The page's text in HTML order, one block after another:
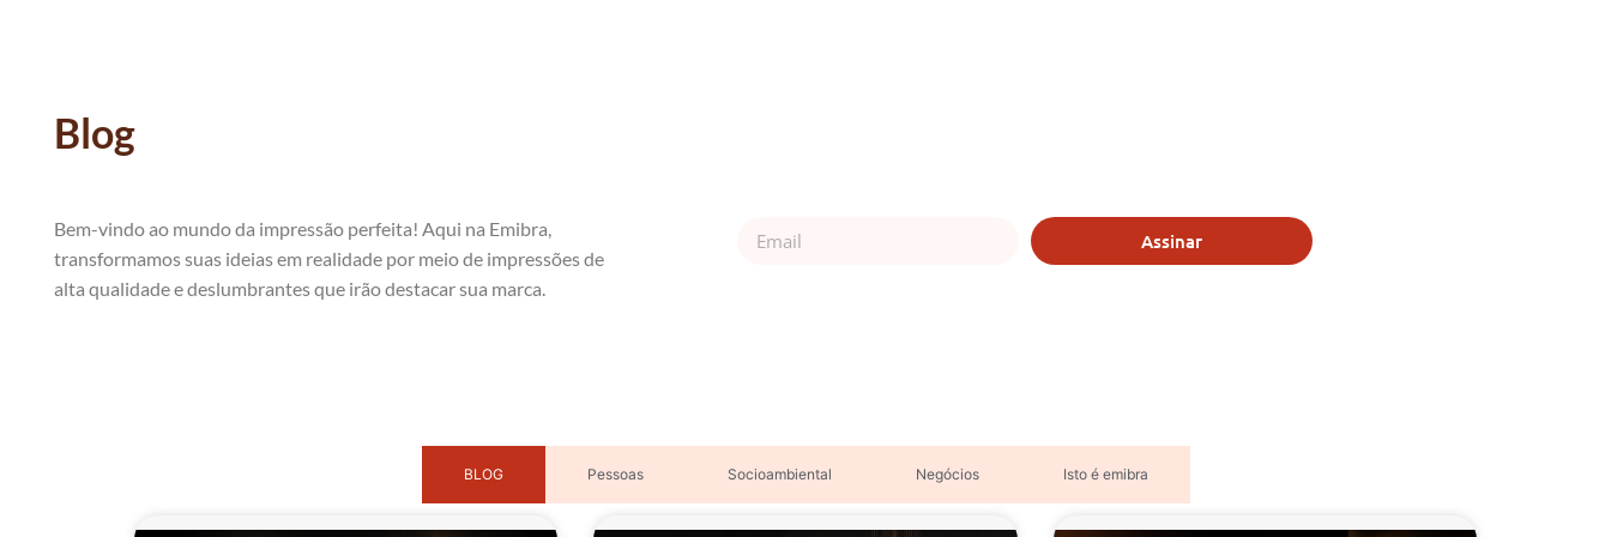
Blog
Bem-vindo ao mundo da impressão perfeita! Aqui na Emibra,
transformamos suas ideias em realidade por meio de impressões de
alta qualidade e deslumbrantes que irão destacar sua marca.
Assinar
BLOG Pessoas Socioambiental Negócios Isto é emibra